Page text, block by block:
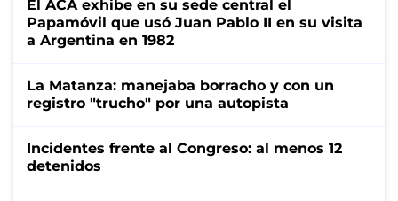
El ACA exhibe en su sede central el
Papamóvil que usó Juan Pablo II en su visita
a Argentina en 1982
La Matanza: manejaba borracho y con un
registro "trucho" por una autopista
Incidentes frente al Congreso: al menos 12
detenidos